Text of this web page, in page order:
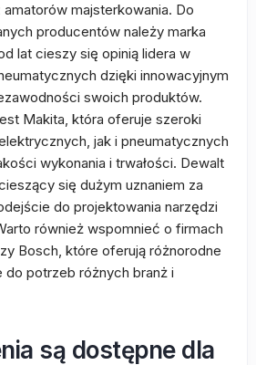
majsterkowania. Do
producentów należy marka
lat cieszy się opinią lidera w
dzięki innowacyjnym
swoich produktów.
Makita, która oferuje szeroki
jak i pneumatycznych
wykonania i trwałości. Dewalt
się dużym uznaniem za
do projektowania narzędzi
również wspomnieć o firmach
Bosch, które oferują różnorodne
potrzeb różnych branż i
są dostępne dla